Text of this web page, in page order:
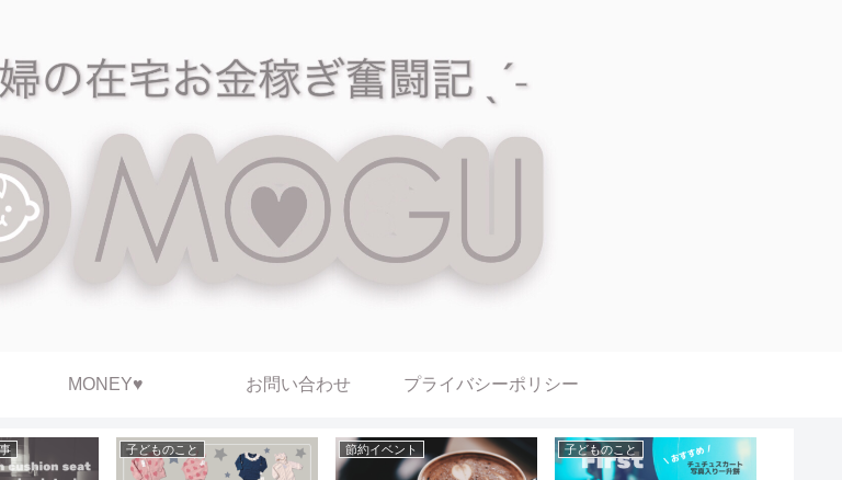
MONEY♥ お問い合わせ プライバシーポリシー
子どものこと 節約イベント 子どものこと